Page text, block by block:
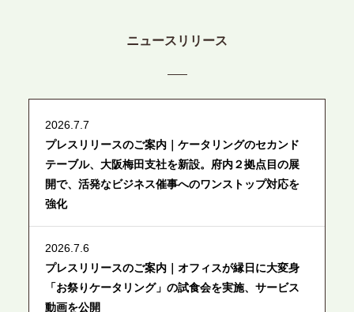
ニュースリリース
2026.7.7
プレスリリースのご案内｜ケータリングのセカンド
テーブル、大阪梅田支社を新設。府内２拠点目の展
開で、活発なビジネス催事へのワンストップ対応を
強化
2026.7.6
プレスリリースのご案内｜オフィスが縁日に大変身
「お祭りケータリング」の試食会を実施、サービス
動画を公開